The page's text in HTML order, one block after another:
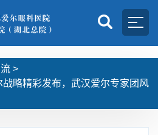
>
略精彩发布，武汉爱尔专家团风